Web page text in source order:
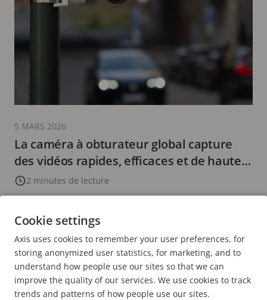
La caméra à obturateur global capture
des vidéos rapides, efficaces et de haute
qualité sans compromis
2 minutes de lecture
5 MARS 2026
PAGE
PRÉCÉDENTE
< PAGE
1 PAGE
2
PAGE
ACTUELLE
3 PAGE
4 PAGE
5
PAGE
SUIVANTE
>
Cookie settings
Axis uses cookies to remember your user preferences, for
storing anonymized user statistics, for marketing, and to
understand how people use our sites so that we can
improve the quality of our services. We use cookies to track
trends and patterns of how people use our sites.